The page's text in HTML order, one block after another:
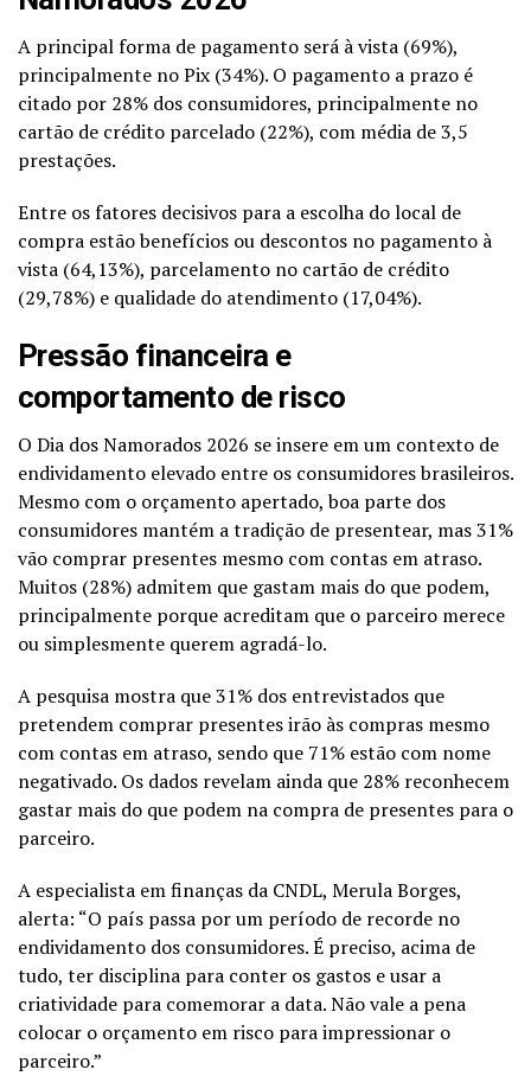
A principal forma de pagamento será à vista (69%),
principalmente no Pix (34%). O pagamento a prazo é
citado por 28% dos consumidores, principalmente no
cartão de crédito parcelado (22%), com média de 3,5
prestações.
Entre os fatores decisivos para a escolha do local de
compra estão benefícios ou descontos no pagamento à
vista (64,13%), parcelamento no cartão de crédito
(29,78%) e qualidade do atendimento (17,04%).
Pressão financeira e
comportamento de risco
O Dia dos Namorados 2026 se insere em um contexto de
endividamento elevado entre os consumidores brasileiros.
Mesmo com o orçamento apertado, boa parte dos
consumidores mantém a tradição de presentear, mas 31%
vão comprar presentes mesmo com contas em atraso.
Muitos (28%) admitem que gastam mais do que podem,
principalmente porque acreditam que o parceiro merece
ou simplesmente querem agradá-lo.
A pesquisa mostra que 31% dos entrevistados que
pretendem comprar presentes irão às compras mesmo
com contas em atraso, sendo que 71% estão com nome
negativado. Os dados revelam ainda que 28% reconhecem
gastar mais do que podem na compra de presentes para o
parceiro.
A especialista em finanças da CNDL, Merula Borges,
alerta: “O país passa por um período de recorde no
endividamento dos consumidores. É preciso, acima de
tudo, ter disciplina para conter os gastos e usar a
criatividade para comemorar a data. Não vale a pena
colocar o orçamento em risco para impressionar o
parceiro.”